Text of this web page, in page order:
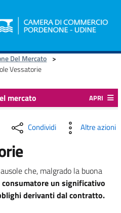
Del Mercato >
Vessatorie
mercato APRI
Condividi Altre azioni
che, malgrado la buona
consumatore un significativo
derivanti dal contratto.